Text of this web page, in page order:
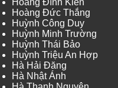
Hoàng Đình Kiên
Hoàng Đức Thắng
Huỳnh Công Duy
Huỳnh Minh Trường
Huỳnh Thái Bảo
Huỳnh Triệu An Hợp
Hà Hải Đăng
Hà Nhật Ánh